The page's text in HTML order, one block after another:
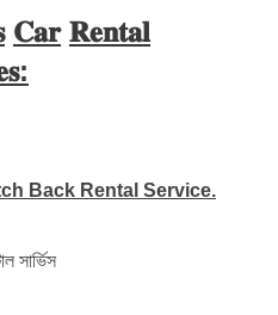
𝐂𝐚𝐫 𝐑𝐞𝐧𝐭𝐚𝐥
Back Rental Service.
সার্ভিস